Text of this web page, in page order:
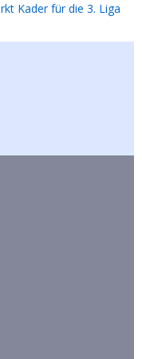
Kader für die 3. Liga